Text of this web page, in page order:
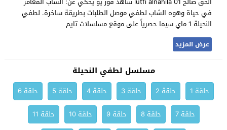
في حياة وهوه الشاب لطفي موصل الطلبات بطريقة ساخرة. لطفي
النحيلة 1 ماي سيما حصرياً على موقع مسلسلات تايم
عرض المزيد
مسلسل لطفي النحيلة
حلقة 1 حلقة 2 حلقة 3 حلقة 4 حلقة 5
حلقة 6
حلقة 7
حلقة 8 حلقة 9 حلقة 10
حلقة 11